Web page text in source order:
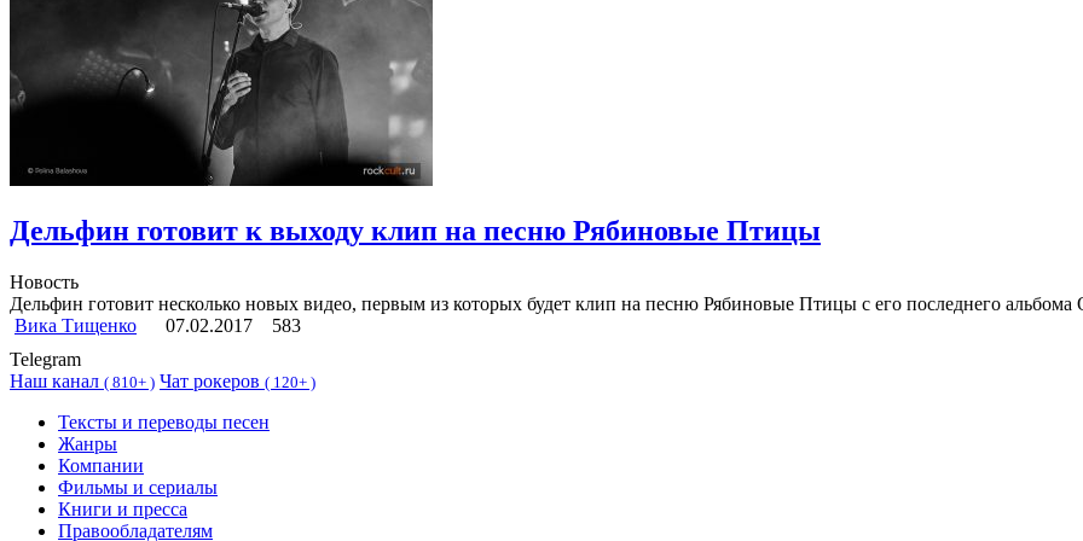
Дельфин готовит к выходу клип на песню Рябиновые Птицы
Новость
Дельфин готовит несколько новых видео, первым из которых будет клип на песню Рябиновые Птицы с его последнего альбома
Вика Тищенко
07.02.2017
583
Telegram
Наш канал ( 810+ ) Чат рокеров ( 120+ )
Тексты и переводы песен
Жанры
Компании
Фильмы и сериалы
Книги и пресса
Правообладателям